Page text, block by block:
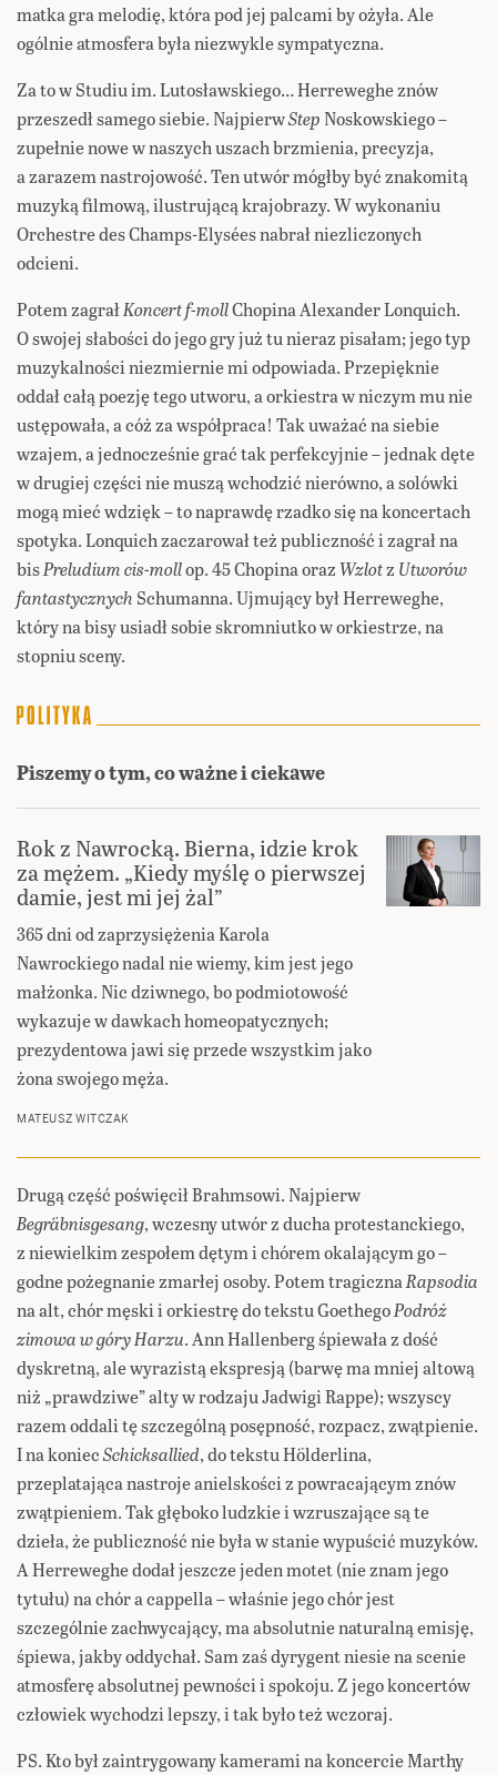
matka gra melodię, która pod jej palcami by ożyła. Ale
ogólnie atmosfera była niezwykle sympatyczna.
Za to w Studiu im. Lutosławskiego… Herreweghe znów
przeszedł samego siebie. NajpierwStep Noskowskiego –
zupełnie nowe w naszych uszach brzmienia, precyzja,
a zarazem nastrojowość. Ten utwór mógłby być znakomitą
muzyką filmową, ilustrującą krajobrazy. W wykonaniu
Orchestre des Champs-Elysées nabrał niezliczonych
odcieni.
Potem zagrałKoncert f-mollChopina Alexander Lonquich.
O swojej słabości do jego gry już tu nieraz pisałam; jego typ
muzykalności niezmiernie mi odpowiada. Przepięknie
oddał całą poezję tego utworu, a orkiestra w niczym mu nie
ustępowała, a cóż za współpraca! Tak uważać na siebie
wzajem, a jednocześnie grać tak perfekcyjnie – jednak dęte
w drugiej części nie muszą wchodzić nierówno, a solówki
mogą mieć wdzięk – to naprawdę rzadko się na koncertach
spotyka. Lonquich zaczarował też publiczność i zagrał na
bisPreludium cis-mollop. 45 Chopina orazWzlotz Utworów
fantastycznych Schumanna. Ujmujący był Herreweghe,
który na bisy usiadł sobie skromniutko w orkiestrze, na
stopniu sceny.
Piszemy o tym, co ważne i ciekawe
Rok z Nawrocką. Bierna, idzie krok
za mężem. „Kiedy myślę o pierwszej
damie, jest mi jej żal”
365 dni od zaprzysiężenia Karola
Nawrockiego nadal nie wiemy, kim jest jego
małżonka. Nic dziwnego, bo podmiotowość
wykazuje w dawkach homeopatycznych;
prezydentowa jawi się przede wszystkim jako
żona swojego męża.
MATEUSZ WITCZAK
Drugą część poświęcił Brahmsowi. Najpierw
Begräbnisgesang, wczesny utwór z ducha protestanckiego,
z niewielkim zespołem dętym i chórem okalającym go –
godne pożegnanie zmarłej osoby. Potem tragicznaRapsodia
na alt, chór męski i orkiestrę do tekstu GoethegoPodróż
zimowa w góry Harzu. Ann Hallenberg śpiewała z dość
dyskretną, ale wyrazistą ekspresją (barwę ma mniej altową
niż „prawdziwe” alty w rodzaju Jadwigi Rappe); wszyscy
razem oddali tę szczególną posępność, rozpacz, zwątpienie.
I na koniecSchicksallied, do tekstu Hölderlina,
przeplatająca nastroje anielskości z powracającym znów
zwątpieniem. Tak głęboko ludzkie i wzruszające są te
dzieła, że publiczność nie była w stanie wypuścić muzyków.
A Herreweghe dodał jeszcze jeden motet (nie znam jego
tytułu) na chór a cappella – właśnie jego chór jest
szczególnie zachwycający, ma absolutnie naturalną emisję,
śpiewa, jakby oddychał. Sam zaś dyrygent niesie na scenie
atmosferę absolutnej pewności i spokoju. Z jego koncertów
człowiek wychodzi lepszy, i tak było też wczoraj.
PS. Kto był zaintrygowany kamerami na koncercie Marthy